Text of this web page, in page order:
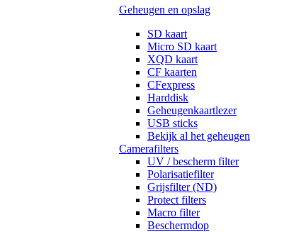
Geheugen en opslag
SD kaart
Micro SD kaart
XQD kaart
CF kaarten
CFexpress
Harddisk
Geheugenkaartlezer
USB sticks
Bekijk al het geheugen
Camerafilters
UV / bescherm filter
Polarisatiefilter
Grijsfilter (ND)
Protect filters
Macro filter
Beschermdop